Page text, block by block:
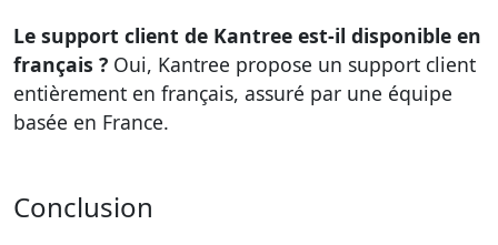
Le support client de Kantree est-il disponible en
français ? Oui, Kantree propose un support client
entièrement en français, assuré par une équipe
basée en France.
Conclusion